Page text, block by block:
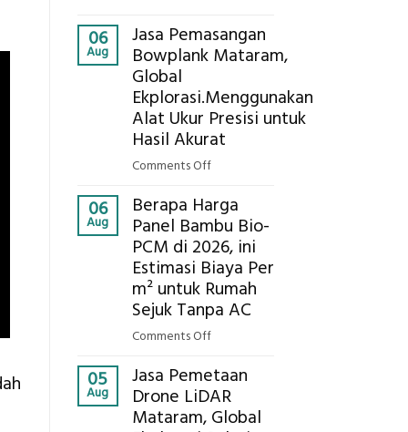
Cooler
Berbasis
Pertanian,
ini
Komponen,
Manfaatnya
06
Aug
Jasa Pemasangan
Bowplank Mataram,
Global
Ekplorasi.Menggunakan
Alat Ukur Presisi untuk
Hasil Akurat
Comments Offon
Pemasangan
Bowplank
Mataram,
Global
Ekplorasi.Menggunakan
Alat
untuk
Hasil
Akurat
06
Aug
Berapa Harga
Panel Bambu Bio-
PCM di 2026, ini
Estimasi Biaya Per
m² untuk Rumah
Sejuk Tanpa AC
Comments Offon
Harga
Panel
Bambu
05
Aug
Jasa Pemetaan
Drone LiDAR
Mataram, Global